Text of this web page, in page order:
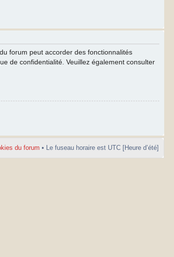
forum peut accorder des fonctionnalités
de confidentialité. Veuillez également consulter
du forum • Le fuseau horaire est UTC [Heure d’été]